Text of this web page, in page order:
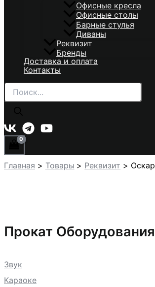
Офисные кресла
Офисные столы
Барные стулья
Диваны
Реквизит
Бренды
Доставка и оплата
Контакты
Поиск
товаров
Главная Товары Реквизит Оскар
Прокат Оборудования
Звук
Караоке